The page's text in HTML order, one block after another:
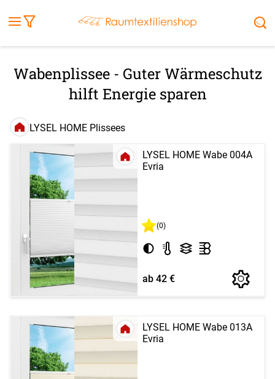
Außenrollo
Stoffe
Markise Sonnensegel
Wabenplissee - Guter Wärmeschutz
hilft Energie sparen
LYSEL HOME Plissees
LYSEL HOME Wabe 004A
Evria
(0)
ab 42 €
LYSEL HOME Wabe 013A
Evria